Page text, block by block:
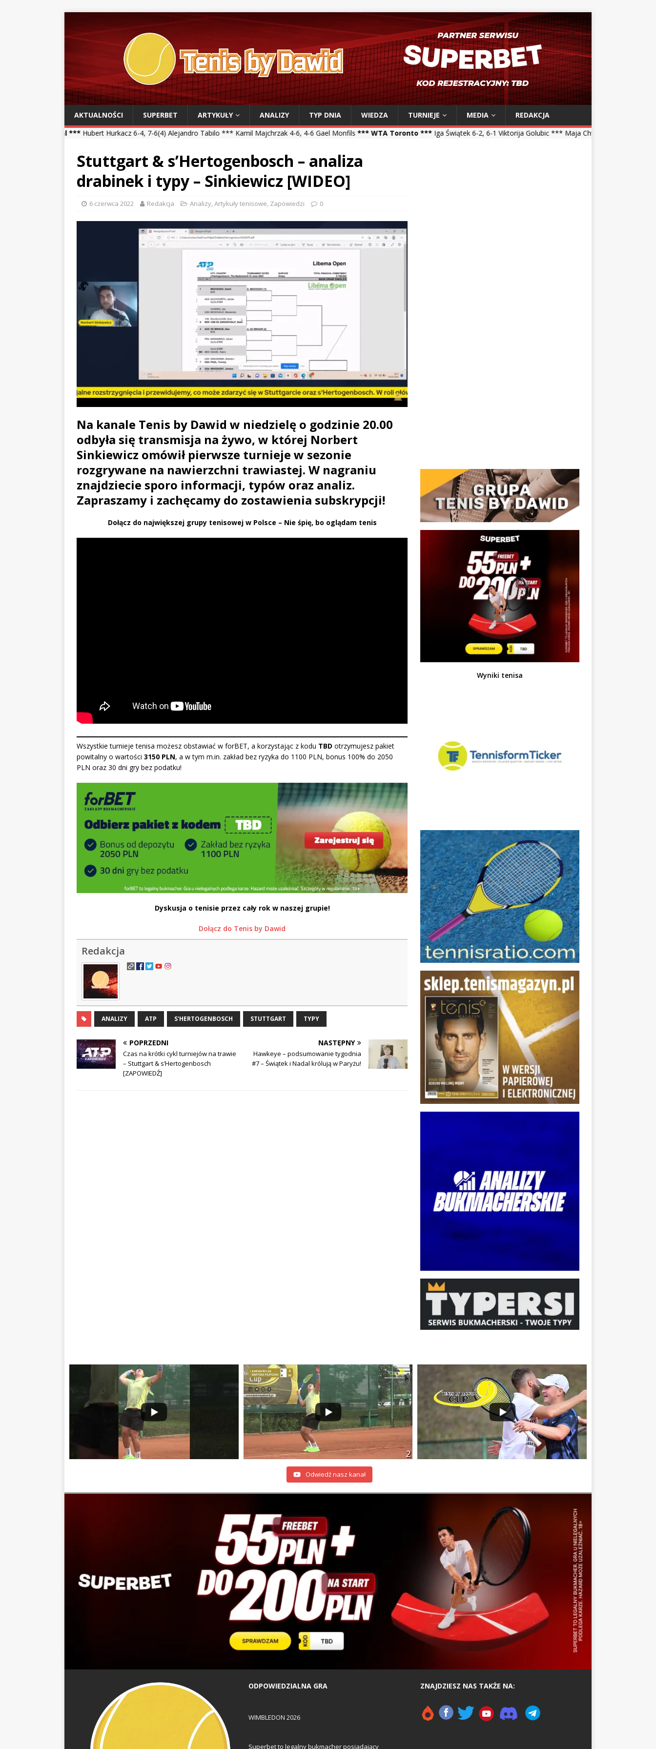
AKTUALNOŚCI SUPERBET ARTYKUŁY ANALIZY TYP DNIA WIEDZA TURNIEJE MEDIA
REDAKCJA
Hubert Hurkacz 6-4, 7-6(4) Alejandro Tabilo *** Kamil Majchrzak 4-6, 4-6 Gael Monfils*** WTA Toronto ***Iga Świątek 6-2, 6-1 Viktorija Golubic *** Maja Chwalińska 5-7, 1-6 Talia Gibson ***
Stuttgart & s’Hertogenbosch – analiza
drabinek i typy – Sinkiewicz [WIDEO]
6 czerwca 2022 Redakcja Analizy,Artykuły tenisowe, Zapowiedzi 0
Na kanale Tenis by Dawid w niedzielę o godzinie 20.00
odbyła się transmisja na żywo, w której Norbert
Sinkiewicz omówił pierwsze turnieje w sezonie
rozgrywane na nawierzchni trawiastej. W nagraniu
znajdziecie sporo informacji, typów oraz analiz.
Zapraszamy i zachęcamy do zostawienia subskrypcji!
Dołącz do największej grupy tenisowej w Polsce – Nie śpię, bo oglądam tenis
Wszystkie turnieje tenisa możesz obstawiać w forBET, a korzystając z kodu TBD otrzymujesz pakiet
powitalny o wartości 3150 PLN, a w tym m.in. zakład bez ryzyka do 1100 PLN, bonus 100% do 2050
PLN oraz 30 dni gry bez podatku!
Dyskusja o tenisie przez cały rok w naszej grupie!
Dołącz do Tenis by Dawid
Redakcja
ANALIZY ATP S'HERTOGENBOSCH STUTTGART TYPY
POPRZEDNI
Czas na krótki cykl turniejów na trawie
– Stuttgart & s’Hertogenbosch
[ZAPOWIEDŹ]
NASTĘPNY
Hawkeye – podsumowanie tygodnia
#7 – Świątek i Nadal królują w Paryżu!
Wyniki tenisa
Odwiedź nasz kanał
ODPOWIEDZIALNA GRA
WIMBLEDON 2026
Superbet to legalny bukmacher posiadający
ZNAJDZIESZ NAS TAKŻE NA: